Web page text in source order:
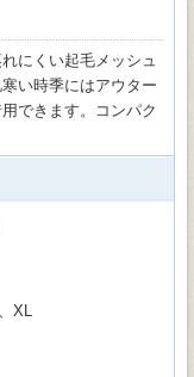
にくい起毛メッシュ
い時季にはアウター
できます。コンパク
XL